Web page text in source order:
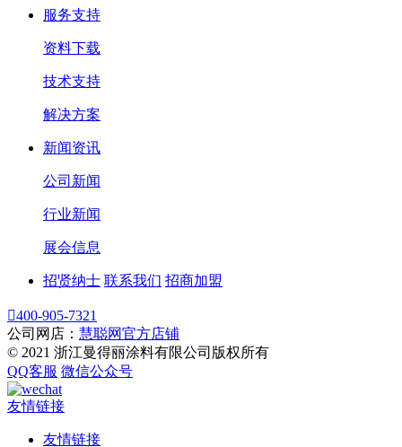
服务支持
资料下载
技术支持
解决方案
新闻资讯
公司新闻
行业新闻
展会信息
招贤纳士 联系我们 招商加盟
400-905-7321
公司网店： 慧聪网官方店铺
© 2021 浙江曼得丽涂料有限公司版权所有
QQ客服 微信公众号
友情链接
友情链接